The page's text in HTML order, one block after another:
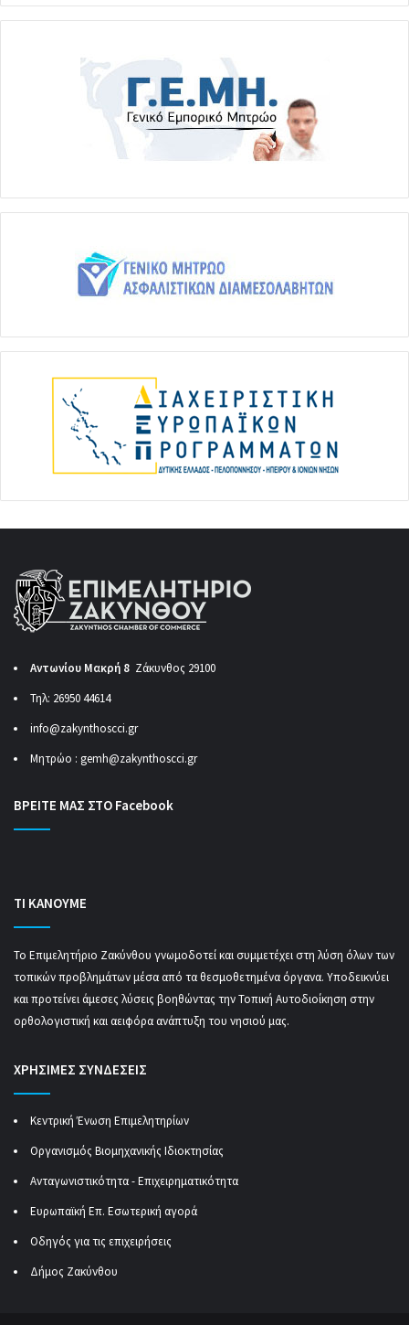
Αντωνίου Μακρή 8 Ζάκυνθος 29100
Τηλ: 26950 44614
info@zakynthoscci.gr
Μητρώο : gemh@zakynthoscci.gr
ΒΡΕΙΤΕ ΜΑΣ ΣΤΟ Facebook
ΤΙ ΚΑΝΟΥΜΕ
Το Επιμελητήριο Ζακύνθου γνωμοδοτεί και συμμετέχει στη λύση όλων των
τοπικών προβλημάτων μέσα από τα θεσμοθετημένα όργανα. Υποδεικνύει
και προτείνει άμεσες λύσεις βοηθώντας την Τοπική Αυτοδιοίκηση στην
ορθολογιστική και αειφόρα ανάπτυξη του νησιού μας.
ΧΡΗΣΙΜΕΣ ΣΥΝΔΕΣΕΙΣ
Κεντρική Ένωση Επιμελητηρίων
Οργανισμός Βιομηχανικής Ιδιοκτησίας
Ανταγωνιστικότητα - Επιχειρηματικότητα
Ευρωπαϊκή Επ. Εσωτερική αγορά
Οδηγός για τις επιχειρήσεις
Δήμος Ζακύνθου